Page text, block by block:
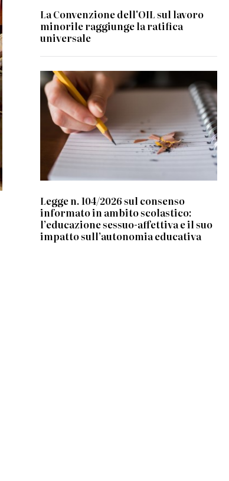
La Convenzione dell'OIL sul lavoro
minorile raggiunge la ratifica
universale
© CC
Legge n. 104/2026 sul consenso
informato in ambito scolastico:
l’educazione sessuo-affettiva e il suo
impatto sull’autonomia educativa